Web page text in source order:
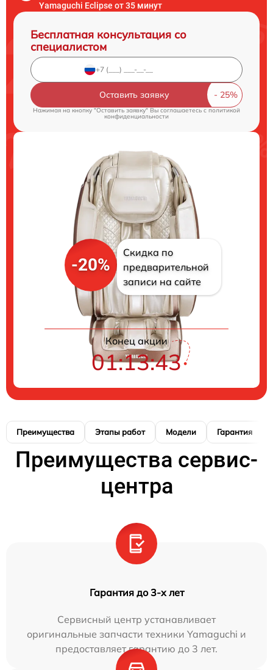
Yamaguchi Eclipse от 35 минут
Бесплатная консультация со
специалистом
Оставить заявку
Нажимая на кнопку "Оставить заявку" Вы соглашаетесь cполитикой
конфиденциальности
-20%
Скидка по
предварительной
записи на сайте
Конец акции
01:13:42
Преимущества Этапы работ Модели Гарантия
Преимущества сервис-
центра
Гарантия до 3-х лет
Сервисный центр устанавливает
оригинальные запчасти техники Yamaguchi и
предоставляет гарантию до 3 лет.